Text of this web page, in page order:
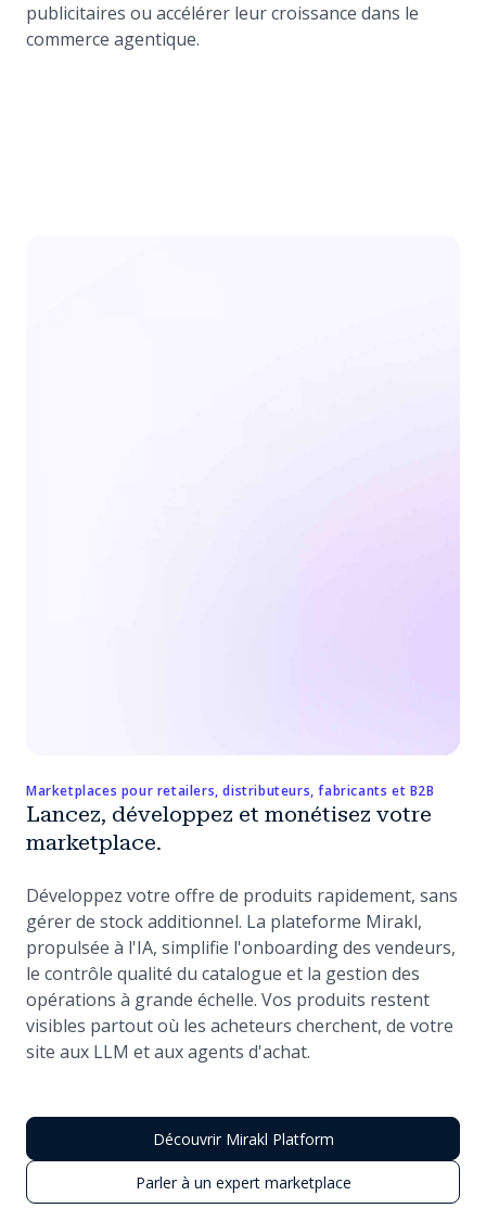
publicitaires ou accélérer leur croissance dans le
commerce agentique.
Marketplaces pour retailers, distributeurs, fabricants et B2B
Lancez, développez et monétisez votre
marketplace.
Développez votre offre de produits rapidement, sans
gérer de stock additionnel. La plateforme Mirakl,
propulsée à l'IA, simplifie l'onboarding des vendeurs,
le contrôle qualité du catalogue et la gestion des
opérations à grande échelle. Vos produits restent
visibles partout où les acheteurs cherchent, de votre
site aux LLM et aux agents d'achat.
Découvrir Mirakl Platform
Parler à un expert marketplace